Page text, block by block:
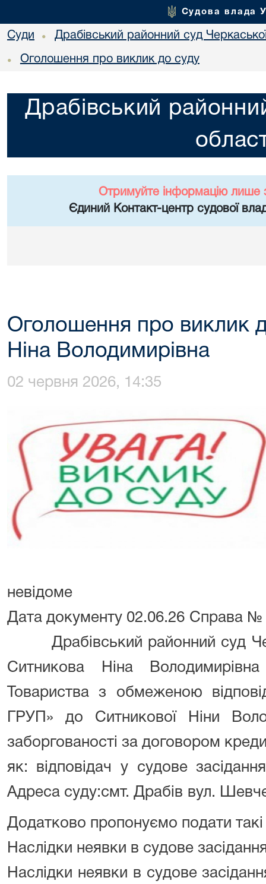
Судова влада
Суди • Драбівський районний суд
• Оголошення про виклик до суду
Драбівський
Отримуйте інформацію лише
Єдиний Контакт-центр судової
Оголошення про виклик
Ніна Володимирівна
02 червня 2026, 14:35
невідоме
Дата документу 02.06.26 Справа №
Драбівський районний суд
Ситникова Ніна Володимирівна
Товариства з обмеженою
ГРУП» до Ситникової Ніни
заборгованості за договором
як: відповідач у судове засідання
Адреса суду:смт. Драбів вул.
Додатково пропонуємо подати
Наслідки неявки в судове
Наслідки неявки в судове